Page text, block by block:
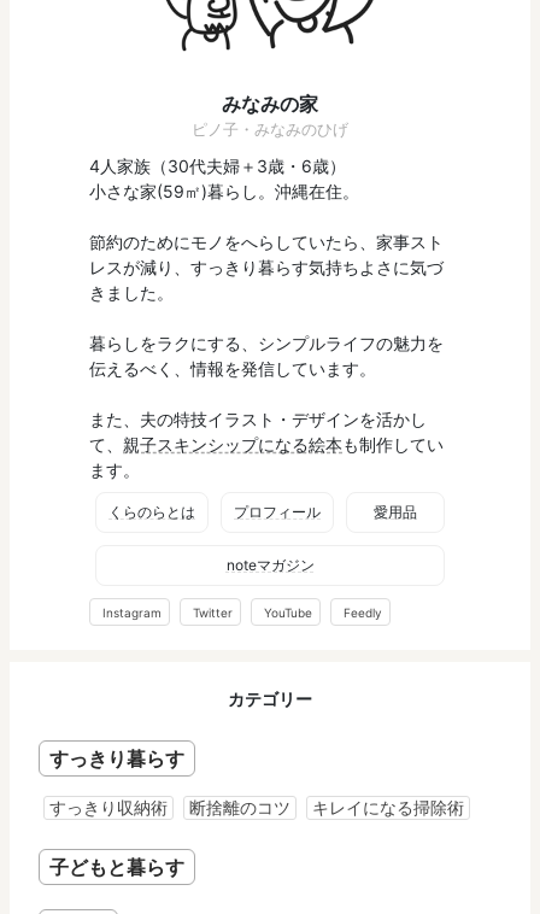
みなみの家
ピノ子・みなみのひげ
4人家族（30代夫婦＋3歳・6歳）
小さな家(59㎡)暮らし。沖縄在住。
節約のためにモノをへらしていたら、家事スト
レスが減り、すっきり暮らす気持ちよさに気づ
きました。
暮らしをラクにする、シンプルライフの魅力を
伝えるべく、情報を発信しています。
また、夫の特技イラスト・デザインを活かし
て、 親子スキンシップになる絵本も制作してい
ます。
くらのらとは プロフィール 愛用品
noteマガジン
Instagram Twitter YouTube Feedly
カテゴリー
すっきり暮らす
すっきり収納術 断捨離のコツ キレイになる掃除術
子どもと暮らす